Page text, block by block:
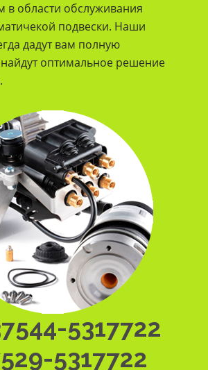
в области обслуживания
подвески. Наши
дадут вам полную
оптимальное решение
5317722
5317722